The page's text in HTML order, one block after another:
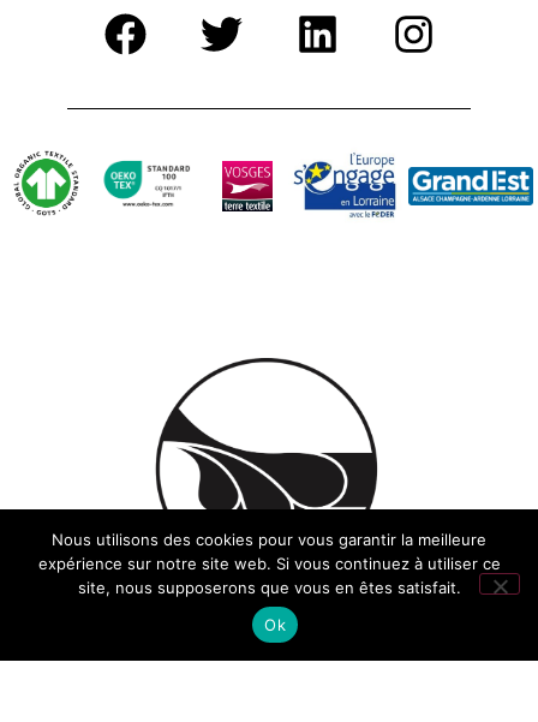
Nous utilisons des cookies pour vous garantir la meilleure
expérience sur notre site web. Si vous continuez à utiliser ce
site, nous supposerons que vous en êtes satisfait.
Ok